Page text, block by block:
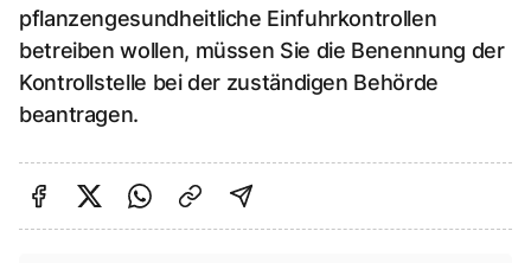
pflanzengesundheitliche Einfuhrkontrollen
betreiben wollen, müssen Sie die Benennung der
Kontrollstelle bei der zuständigen Behörde
beantragen.
Auf Facebook teilen
Auf Twitter teilen
Per Link teilen
shareViaEmail